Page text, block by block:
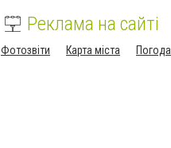
Реклама на сайті
Фотозвіти Карта міста Погода